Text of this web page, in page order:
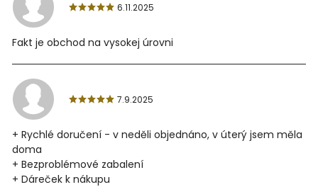
6.11.2025
Fakt je obchod na vysokej úrovni
7.9.2025
+ Rychlé doručení - v neděli objednáno, v úterý jsem měla
doma
+ Bezproblémové zabalení
+ Dáreček k nákupu